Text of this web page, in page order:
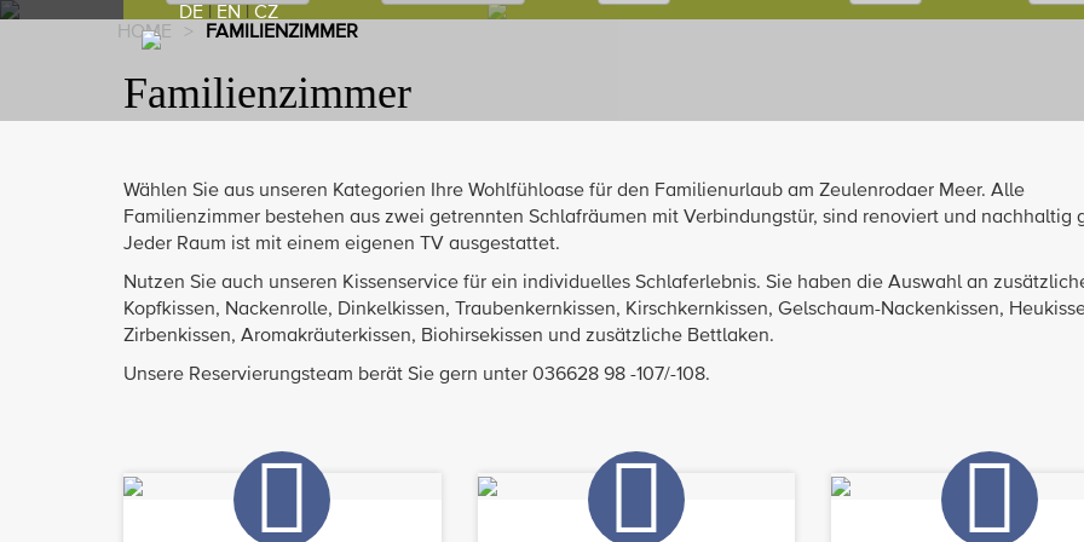
DE EN CZ
HOME > FAMILIENZIMMER
Familienzimmer
Wählen Sie aus unseren Kategorien Ihre Wohlfühloase für den Familienurlaub am Zeulenrodaer Meer. Alle
Familienzimmer bestehen aus zwei getrennten Schlafräumen mit Verbindungstür, sind renoviert und nachhaltig
Jeder Raum ist mit einem eigenen TV ausgestattet.
Nutzen Sie auch unseren Kissenservice für ein individuelles Schlaferlebnis. Sie haben die Auswahl an
Kopfkissen, Nackenrolle, Dinkelkissen, Traubenkernkissen, Kirschkernkissen, Gelschaum-Nackenkissen,
Zirbenkissen, Aromakräuterkissen, Biohirsekissen und zusätzliche Bettlaken.
Unsere Reservierungsteam berät Sie gern unter 036628 98 -107/-108.